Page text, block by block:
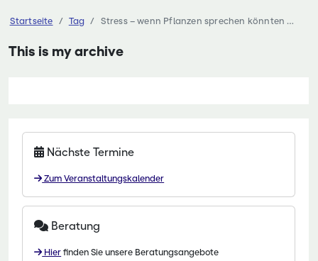
Startseite Tag Stress – wenn Pflanzen sprechen könnten …
This is my archive
Nächste Termine
Zum Veranstaltungskalender
Beratung
Hier finden Sie unsere Beratungsangebote